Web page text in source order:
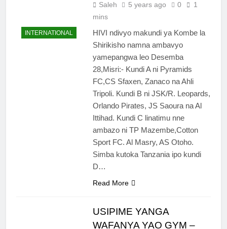
INTERNATIONAL
Saleh 5 years ago 0
1
mins
HIVI ndivyo makundi ya Kombe la
Shirikisho namna ambavyo
yamepangwa leo Desemba
28,Misri:- Kundi A ni Pyramids
FC,CS Sfaxen, Zanaco na Ahli
Tripoli. Kundi B ni JSK/R. Leopards,
Orlando Pirates, JS Saoura na Al
Ittihad. Kundi C linatimu nne
ambazo ni TP Mazembe,Cotton
Sport FC. Al Masry, AS Otoho.
Simba kutoka Tanzania ipo kundi
D…
Read More
USIPIME YANGA
WAFANYA YAO GYM –